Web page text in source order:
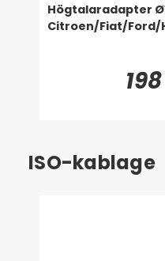
Högtalaradapter
Citroen/Fiat/Ford/
ISO-kablage